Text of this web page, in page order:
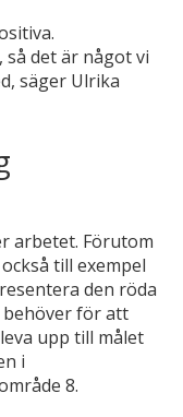
det är något vi
säger Ulrika
arbetet. Förutom
till exempel
den röda
behöver för att
upp till målet
i
8.